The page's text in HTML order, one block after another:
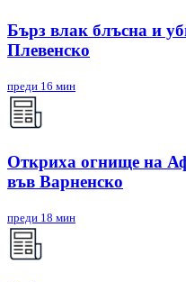
Бърз влак блъсна и
Плевенско
преди 16 мин
Откриха огнище на
във Варненско
преди 18 мин